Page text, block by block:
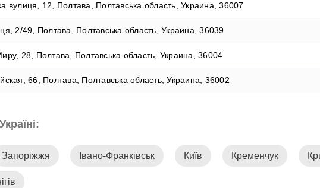
вулиця, 12, Полтава, Полтавська область, Украина, 36007
2/49, Полтава, Полтавська область, Украина, 36039
28, Полтава, Полтавська область, Украина, 36004
66, Полтава, Полтавська область, Украина, 36002
Запоріжжя Івано-Франківськ Київ Кременчук